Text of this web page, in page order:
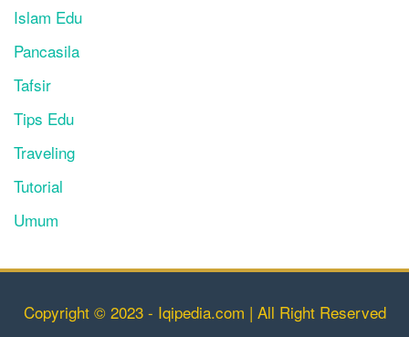
Islam Edu
Pancasila
Tafsir
Tips Edu
Traveling
Tutorial
Umum
Copyright © 2023 - Iqipedia.com | All Right Reserved